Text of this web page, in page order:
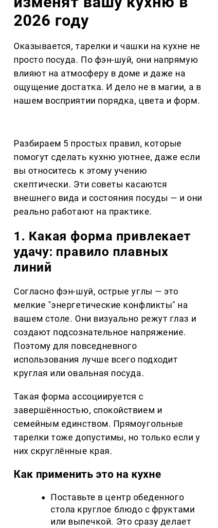
2026 году
Оказывается, тарелки и чашки на кухне не
просто посуда. По фэн-шуй, они напрямую
влияют на атмосферу в доме и даже на
ощущение достатка. И дело не в магии, а в
нашем восприятии порядка, цвета и форм.
Разбираем 5 простых правил, которые
помогут сделать кухню уютнее, даже если
вы относитесь к этому учению
скептически. Эти советы касаются
внешнего вида и состояния посуды — и они
реально работают на практике.
1. Какая форма привлекает
удачу: правило плавных
линий
Согласно фэн-шуй, острые углы — это
мелкие "энергетические конфликты" на
вашем столе. Они визуально режут глаз и
создают подсознательное напряжение.
Поэтому для повседневного
использования лучше всего подходит
круглая или овальная посуда.
Такая форма ассоциируется с
завершённостью, спокойствием и
семейным единством. Прямоугольные
тарелки тоже допустимы, но только если у
них скруглённые края.
Как применить это на кухне
Поставьте в центр обеденного
стола круглое блюдо с фруктами
или выпечкой. Это сразу делает